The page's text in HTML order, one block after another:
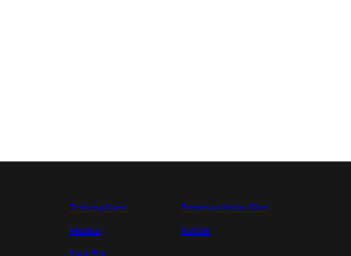
Tentang Kami
Pedoman Media Siber
Redaksi
Kontak